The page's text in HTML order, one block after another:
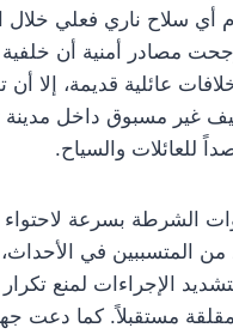
أي سلاح ناري فعلي خلال
مصادر أمنية أن
عائلية قديمة، إلا أن
غير مسبوق داخل مدينة
للعائلات والسياح.
الشرطة بسرعة لاحتواء
من المتسببين في
الإجراءات لمنع
مستقبلاً. كما دعت